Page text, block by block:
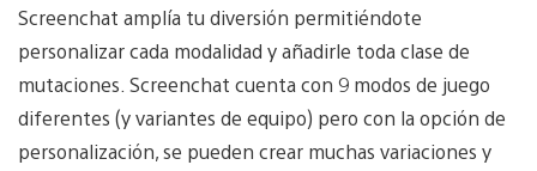
Screenchat amplía tu diversión permitiéndote
personalizar cada modalidad y añadirle toda clase de
mutaciones. Screenchat cuenta con 9 modos de juego
diferentes (y variantes de equipo) pero con la opción de
personalización, se pueden crear muchas variaciones y